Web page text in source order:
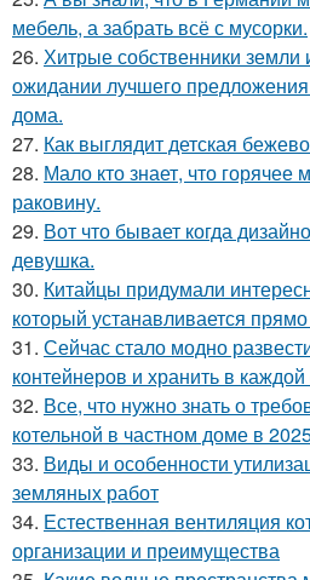
мебель, а забрать всё с мусорки.
26. Хитрые собственники земли
ожидании лучшего
дома.
27. Как выглядит детская
28. Мало кто знает, что горячее
раковину.
29. Вот что бывает когда
девушка.
30. Китайцы придумали
который устанавливается
31. Сейчас стало модно
контейнеров и хранить в
32. Все, что нужно знать о
котельной в частном доме в
33. Виды и особенности
земляных работ
34. Естественная вентиляция
организации и преимущества